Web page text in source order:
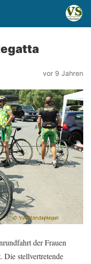
vor 9 Jahren
der Frauen
Die stellvertretende